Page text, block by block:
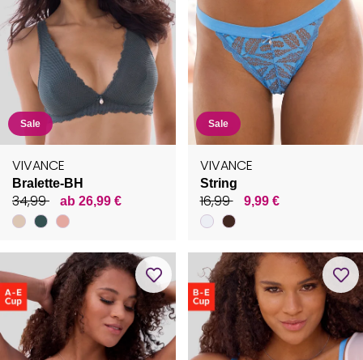
Sale
VIVANCE
Bralette-BH
34,99 ab 26,99 €
Sale
VIVANCE
String
16,99 9,99 €